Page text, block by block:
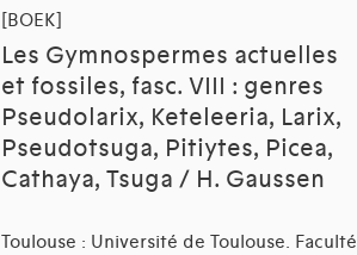
[BOEK]
Les Gymnospermes actuelles
et fossiles, fasc. VIII : genres
Pseudolarix, Keteleeria, Larix,
Pseudotsuga, Pitiytes, Picea,
Cathaya, Tsuga / H. Gaussen
Toulouse : Université de Toulouse. Faculté